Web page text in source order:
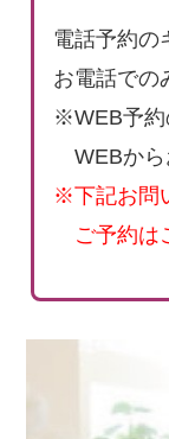
電話予約の
お電話での
※WEB予約
WEBから
※下記お問
ご予約は